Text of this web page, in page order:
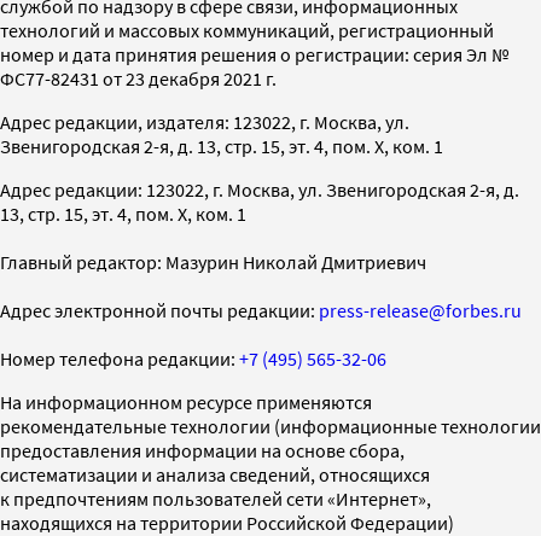
службой по надзору в сфере связи, информационных
технологий и массовых коммуникаций, регистрационный
номер и дата принятия решения о регистрации: серия Эл №
ФС77-82431 от 23 декабря 2021 г.
Адрес редакции, издателя: 123022, г. Москва, ул.
Звенигородская 2-я, д. 13, стр. 15, эт. 4, пом. X, ком. 1
Адрес редакции: 123022, г. Москва, ул. Звенигородская 2-я, д.
13, стр. 15, эт. 4, пом. X, ком. 1
Главный редактор: Мазурин Николай Дмитриевич
Адрес электронной почты редакции: press-release@forbes.ru
Номер телефона редакции: +7 (495) 565-32-06
На информационном ресурсе применяются
рекомендательные технологии (информационные технологии
предоставления информации на основе сбора,
систематизации и анализа сведений, относящихся
к предпочтениям пользователей сети «Интернет»,
находящихся на территории Российской Федерации)